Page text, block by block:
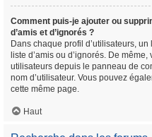
Comment puis-je ajouter ou
d’amis et d’ignorés ?
Dans chaque profil d’utilisateurs,
liste d’amis ou d’ignorés. De
utilisateurs depuis le panneau de
nom d’utilisateur. Vous pouvez
cette même page.
Haut